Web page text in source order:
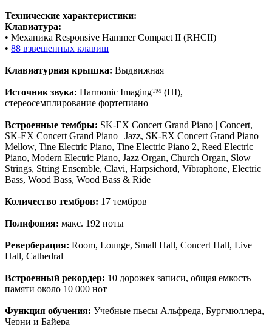
Технические характеристики:
Клавиатура:
• Механика Responsive Hammer Compact II (RHCII)
• 88 взвешенных клавиш
Клавиатурная крышка: Выдвижная
Источник звука: Harmonic Imaging™ (HI),
стереосемплирование фортепиано
Встроенные тембры: SK-EX Concert Grand Piano | Concert,
SK-EX Concert Grand Piano | Jazz, SK-EX Concert Grand Piano |
Mellow, Tine Electric Piano, Tine Electric Piano 2, Reed Electric
Piano, Modern Electric Piano, Jazz Organ, Church Organ, Slow
Strings, String Ensemble, Clavi, Harpsichord, Vibraphone, Electric
Bass, Wood Bass, Wood Bass & Ride
Количество тембров: 17 тембров
Полифония: макс. 192 ноты
Реверберация: Room, Lounge, Small Hall, Concert Hall, Live
Hall, Cathedral
Встроенный рекордер: 10 дорожек записи, общая емкость
памяти около 10 000 нот
Функция обучения: Учебные пьесы Альфреда, Бургмюллера,
Черни и Байера